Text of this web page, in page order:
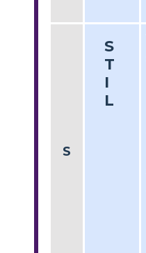
S
S
T
I
L